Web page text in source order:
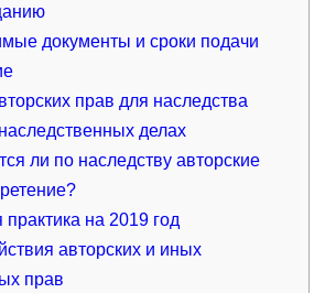
документы и сроки подачи
прав для наследства
делах
ли по наследству авторские
на 2019 год
авторских и иных
прав